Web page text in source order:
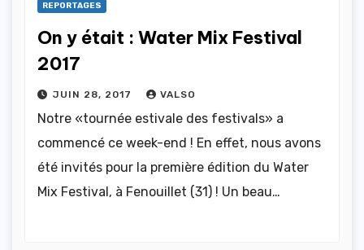
REPORTAGES
On y était : Water Mix Festival
2017
JUIN 28, 2017 VALSO
Notre «tournée estivale des festivals» a
commencé ce week-end ! En effet, nous avons
été invités pour la première édition du Water
Mix Festival, à Fenouillet (31) ! Un beau…